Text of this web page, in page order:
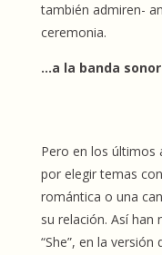
también admiren-
ceremonia.
…a la banda
Pero en los últimos
por elegir temas
romántica o una
su relación. Así han
“She”, en la